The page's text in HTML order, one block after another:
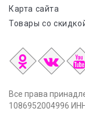
Карта сайта
Товары со
Все права
1086952004996